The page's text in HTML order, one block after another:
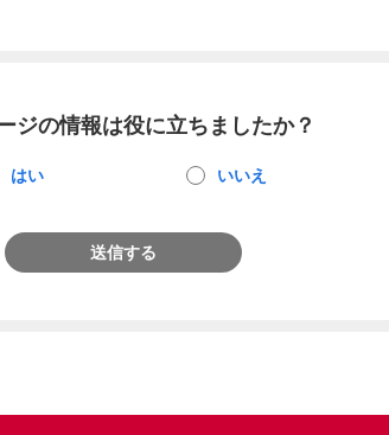
ジの情報は役に立ちましたか？
はい いいえ
送信する